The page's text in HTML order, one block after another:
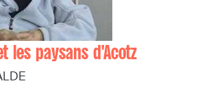
les paysans d'Acotz